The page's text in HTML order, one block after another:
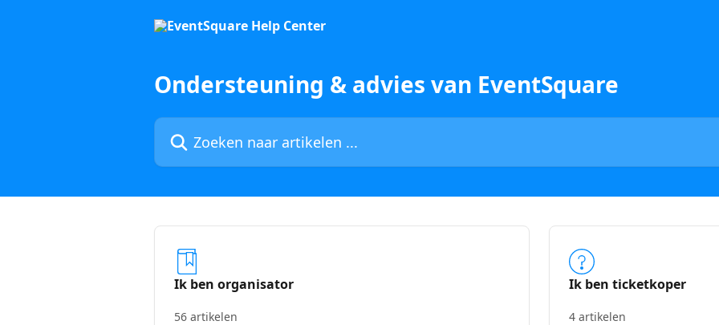
Ondersteuning & advies van EventSquare
Zoeken naar artikelen ...
Ik ben organisator
56 artikelen
Ik ben ticketkoper
4 artikelen